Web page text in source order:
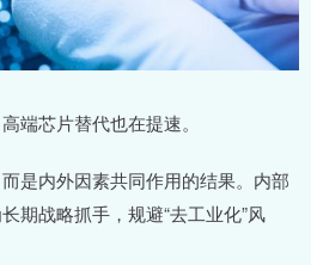
端芯片替代也在提速。
是内外因素共同作用的结果。内部
期战略抓手，规避“去工业化”风